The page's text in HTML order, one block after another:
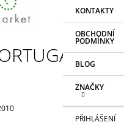
KONTAKTY
OBCHODNÍ
PODMÍNKY
BLOG
ZNAČKY
PŘIHLÁŠENÍ